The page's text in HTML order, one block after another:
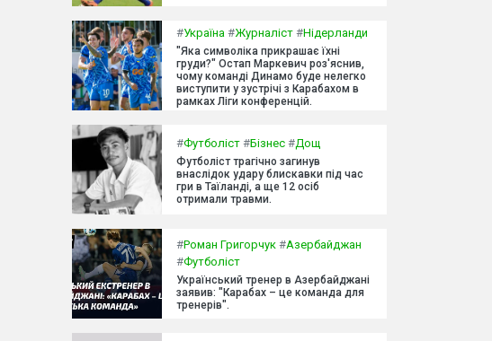
#Україна #Журналіст #Нідерланди
"Яка символіка прикрашає їхні
груди?" Остап Маркевич роз'яснив,
чому команді Динамо буде нелегко
виступити у зустрічі з Карабахом в
рамках Ліги конференцій.
#Футболіст #Бізнес #Дощ
Футболіст трагічно загинув
внаслідок удару блискавки під час
гри в Таїланді, а ще 12 осіб
отримали травми.
#Роман Григорчук #Азербайджан
#Футболіст
Український тренер в Азербайджані
заявив: "Карабах – це команда для
тренерів".